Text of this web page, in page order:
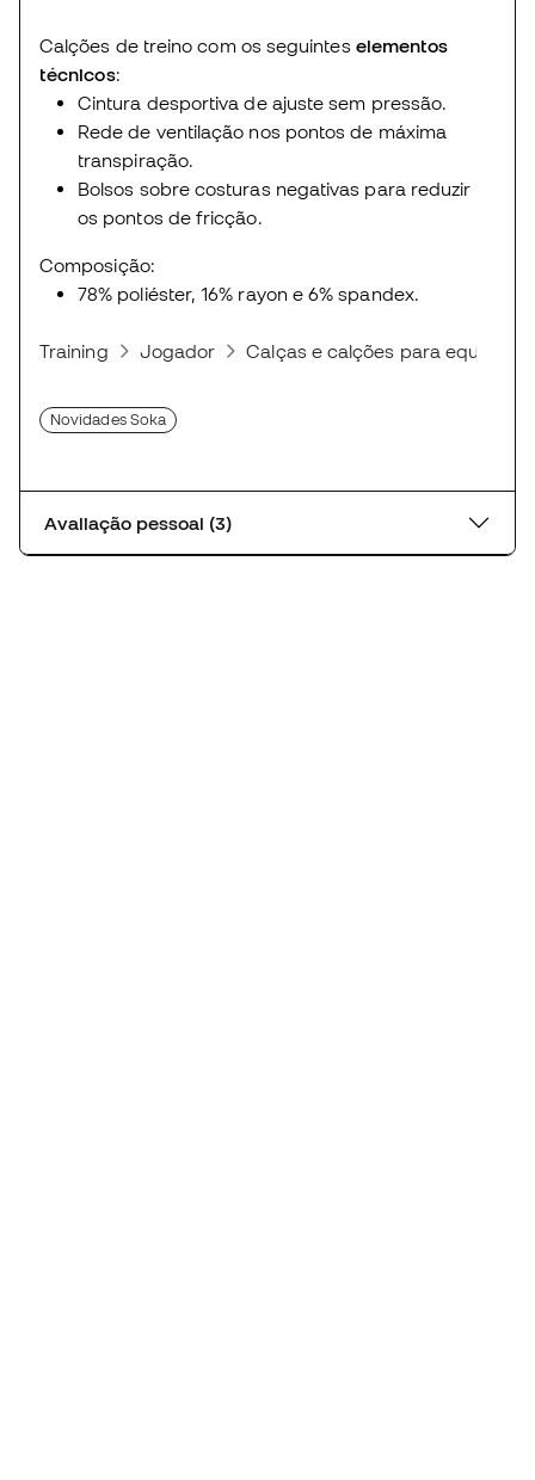
Calções de treino com os seguintes elementos
técnicos:
Cintura desportiva de ajuste sem pressão.
Rede de ventilação nos pontos de máxima
transpiração.
Bolsos sobre costuras negativas para reduzir
os pontos de fricção.
Composição:
78% poliéster, 16% rayon e 6% spandex.
Training Jogador Calças e calções para equipas
Novidades Soka
Avaliação pessoal (3)